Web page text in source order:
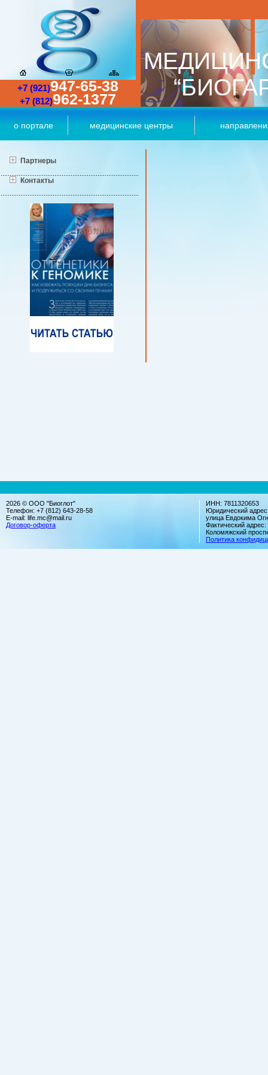
+7 (921)947-65-38
+7 (812)962-1377
о портале медицинские центры
Партнеры
Контакты
2026 © ООО "Биоглот"
Телефон: +7 (812) 643-28-58
E-mail: life.mc@mail.ru
Договор-оферта
ИНН: 7811320653
Юридический
улица Евдокима
Фактический
Коломяжский
Политика